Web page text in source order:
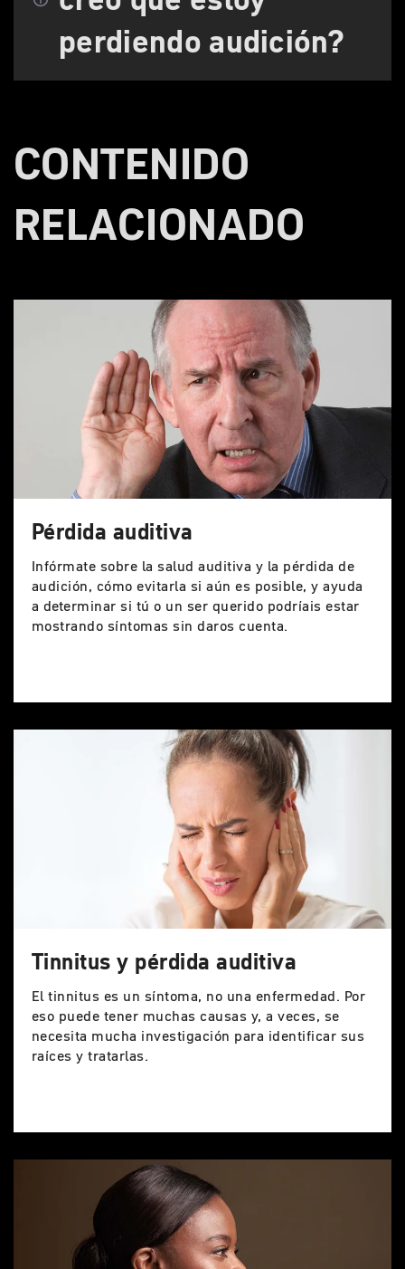
perdiendo audición?
CONTENIDO
RELACIONADO
Pérdida auditiva
Infórmate sobre la salud auditiva y la pérdida de
audición, cómo evitarla si aún es posible, y ayuda
a determinar si tú o un ser querido podríais estar
mostrando síntomas sin daros cuenta.
Tinnitus y pérdida auditiva
El tinnitus es un síntoma, no una enfermedad. Por
eso puede tener muchas causas y, a veces, se
necesita mucha investigación para identificar sus
raíces y tratarlas.